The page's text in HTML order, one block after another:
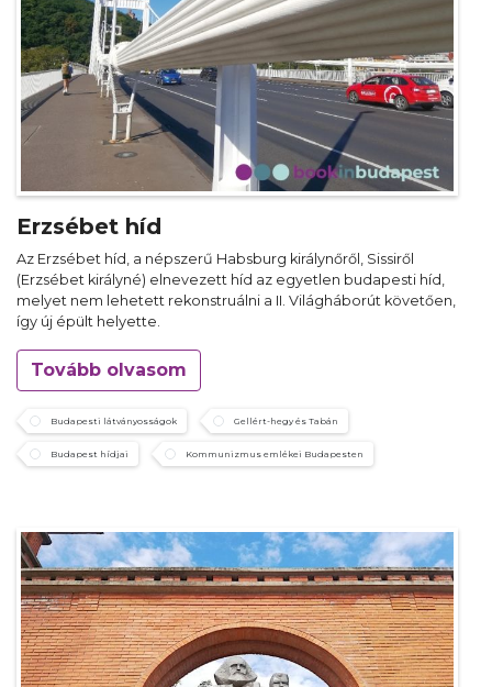
Erzsébet híd
Az Erzsébet híd, a népszerű Habsburg királynőről, Sissiről
(Erzsébet királyné) elnevezett híd az egyetlen budapesti híd,
melyet nem lehetett rekonstruálni a II. Világháborút követően,
így új épült helyette.
Tovább olvasom
Budapesti látványosságok Gellért-hegy és Tabán
Budapest hídjai Kommunizmus emlékei Budapesten